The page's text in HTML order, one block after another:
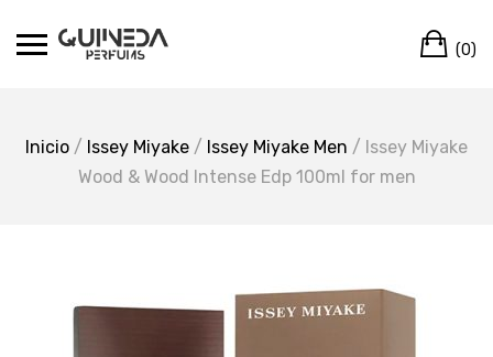
(0)
Inicio / Issey Miyake / Issey Miyake Men / Issey Miyake
Wood & Wood Intense Edp 100ml for men